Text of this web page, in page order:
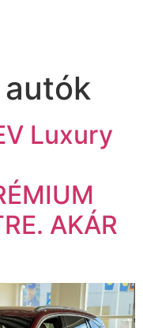
autók
Luxury
AKÁR